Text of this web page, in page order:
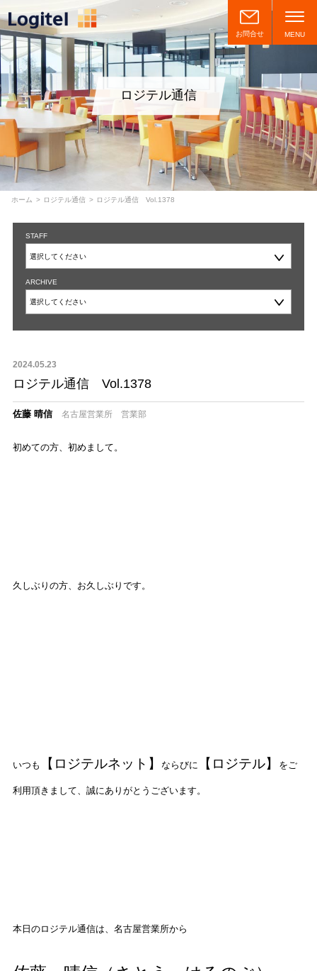
お問合せ MENU
ロジテル通信
ホーム ロジテル通信 ロジテル通信 Vol.1378
STAFF
ARCHIVE
2024.05.23
ロジテル通信 Vol.1378
佐藤 晴信 名古屋営業所 営業部
初めての方、初めまして。
久しぶりの方、お久しぶりです。
いつも 【ロジテルネット】 ならびに 【ロジテル】 をご
利用頂きまして、誠にありがとうございます。
本日のロジテル通信は、名古屋営業所から